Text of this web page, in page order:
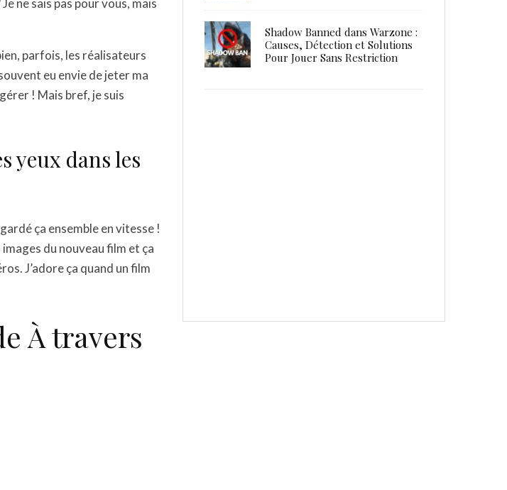
ne sais pas pour vous, mais
parfois, les réalisateurs
eu envie de jeter ma
! Mais bref, je suis
yeux dans les
ça ensemble en vitesse !
du nouveau film et ça
J’adore ça quand un film
À travers
Shadow Banned dans Warzone :
Causes, Détection et Solutions
Pour Jouer Sans Restriction